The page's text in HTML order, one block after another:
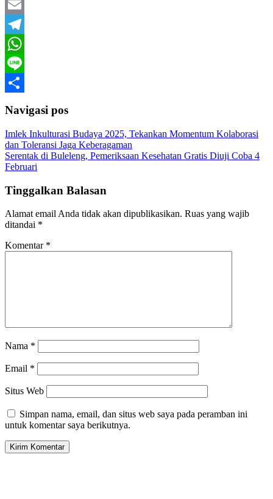
Twitter
Email
Telegram
WhatsApp
Line
Navigasi pos
Imlek Inkulturasi Budaya 2025, Tekankan Momentum Kolaborasi
dan Toleransi Jaga Keberagaman
Serentak di Buleleng, Pemeriksaan Kesehatan Gratis Diuji Coba 4
Februari
Tinggalkan Balasan
Alamat email Anda tidak akan dipublikasikan. Ruas yang wajib
ditandai *
Komentar *
Nama *
Email *
Situs Web
Simpan nama, email, dan situs web saya pada peramban ini
untuk komentar saya berikutnya.